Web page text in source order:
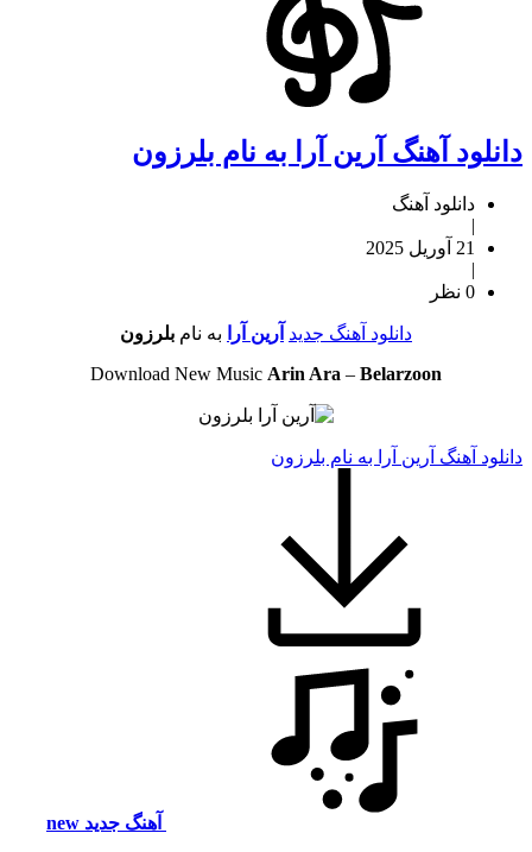
دانلود آهنگ آرین آرا به نام بلرزون
دانلود آهنگ
|
21 آوریل 2025
|
0 نظر
دانلود آهنگ جدید آرین آرا به نام بلرزون
Download New Music Arin Ara – Belarzoon
دانلود آهنگ آرین آرا به نام بلرزون
آهنگ جدید new